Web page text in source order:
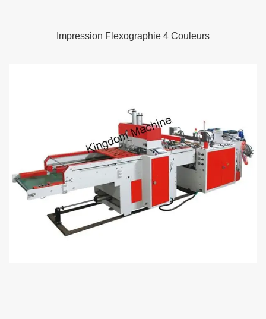
Impression Flexographie 4 Couleurs